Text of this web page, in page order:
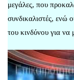
μεγάλες, που
συνδικαλιστές, ενώ
του κινδύνου για να